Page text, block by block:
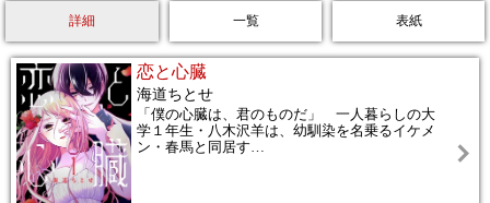
詳細 一覧 表紙
恋と心臓
海道ちとせ
「僕の心臓は、君のものだ」 一人暮らしの大
学１年生・八木沢羊は、幼馴染を名乗るイケメ
ン・春馬と同居す…